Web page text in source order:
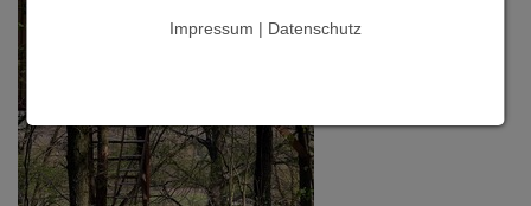
Impressum | Datenschutz